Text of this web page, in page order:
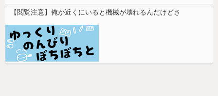
【閲覧注意】俺が近くにいると機械が壊れるんだけどさ